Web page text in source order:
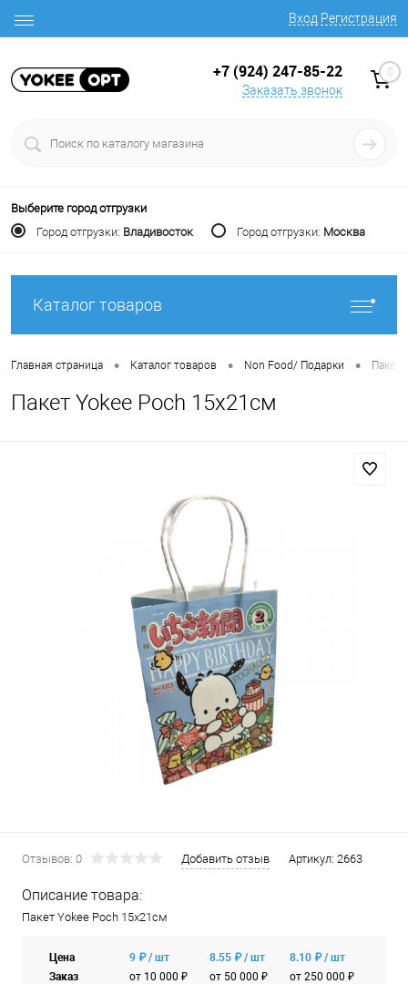
Вход Регистрация
+7 (924) 247-85-22
Заказать звонок
0
Выберите город отгрузки
Город отгрузки: Владивосток Город отгрузки: Москва
Каталог товаров
Главная страница • Каталог товаров • Non Food/ Подарки • Пакеты
Пакет Yokee Poch 15x21см
Отзывов: 0 Добавить отзыв Артикул: 2663
Описание товара:
Пакет Yokee Poch 15x21см
Цена
Заказ
9 ₽ / шт
от 10 000 ₽
8.55 ₽ / шт
от 50 000 ₽
8.10 ₽ / шт
от 250 000 ₽